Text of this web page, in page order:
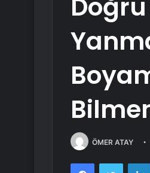
ÖMER ATAY
FacebookTwitter